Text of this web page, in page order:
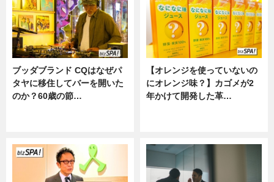
ブッダブランド CQはなぜパ
タヤに移住してバーを開いた
のか？60歳の節…
【オレンジを使っていないの
にオレンジ味？】カゴメが2
年かけて開発した革…